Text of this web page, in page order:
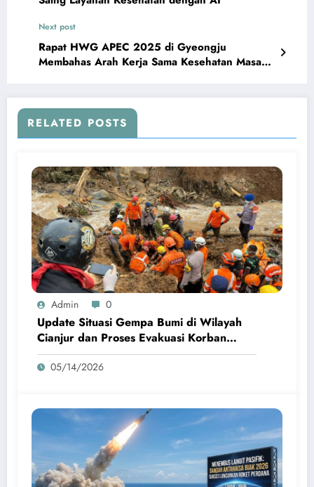
Next post
Rapat HWG APEC 2025 di Gyeongju
Membahas Arah Kerja Sama Kesehatan Masa
RELATED POSTS
Admin 0
Update Situasi Gempa Bumi di Wilayah
Cianjur dan Proses Evakuasi Korban
Terdampak
05/14/2026